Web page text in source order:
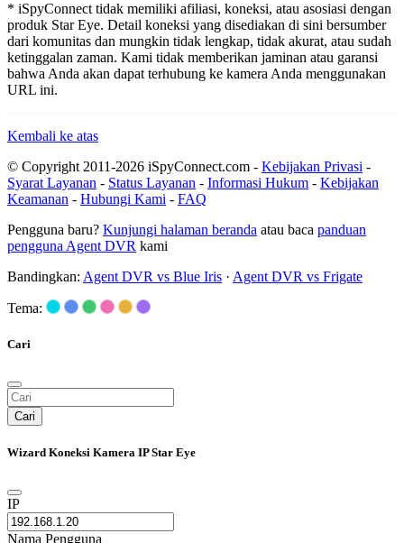
* iSpyConnect tidak memiliki afiliasi, koneksi, atau asosiasi dengan
produk Star Eye. Detail koneksi yang disediakan di sini bersumber
dari komunitas dan mungkin tidak lengkap, tidak akurat, atau sudah
ketinggalan zaman. Kami tidak memberikan jaminan atau garansi
bahwa Anda akan dapat terhubung ke kamera Anda menggunakan
URL ini.
Kembali ke atas
© Copyright 2011-2026 iSpyConnect.com - Kebijakan Privasi -
Syarat Layanan - Status Layanan - Informasi Hukum - Kebijakan
Keamanan - Hubungi Kami - FAQ
Pengguna baru? Kunjungi halaman beranda atau baca panduan
pengguna Agent DVR kami
Bandingkan: Agent DVR vs Blue Iris · Agent DVR vs Frigate
Tema:
Cari
Cari
Wizard Koneksi Kamera IP Star Eye
IP
Nama Pengguna